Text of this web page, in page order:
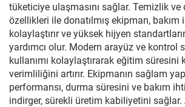
tüketiciye ulaşmasını sağlar. Temizlik
özellikleri ile donatılmış ekipman, bakım
kolaylaştırır ve yüksek hijyen
yardımcı olur. Modern arayüz ve kontrol
kullanımı kolaylaştırarak eğitim süresini
verimliliğini artırır. Ekipmanın sağlam
performansı, durma süresini ve bakım
indirger, sürekli üretim kabiliyetini sağlar.